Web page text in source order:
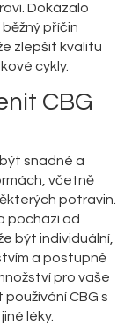
Dokázalo
příčin
zlepšit kvalitu
cykly.
CBG
snadné a
včetně
potravin.
pochází od
být individuální,
a postupně
pro vaše
CBG s
léky.